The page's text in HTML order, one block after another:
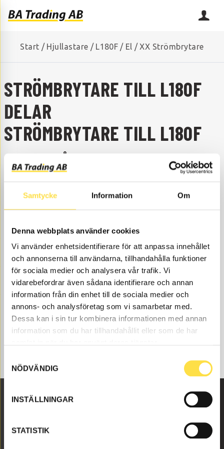
Samtycke Information Om
Denna webbplats använder cookies
Vi använder enhetsidentifierare för att anpassa innehållet
och annonserna till användarna, tillhandahålla funktioner
för sociala medier och analysera vår trafik. Vi
vidarebefordrar även sådana identifierare och annan
information från din enhet till de sociala medier och
annons- och analysföretag som vi samarbetar med.
Dessa kan i sin tur kombinera informationen med annan
information som du har tillhandahållit eller som de har
NÖDVÄNDIG
INSTÄLLNINGAR
STATISTIK
Start / Hjullastare / L180F / El / XX Strömbrytare
STRÖMBRYTARE TILL L180F
DELAR
STRÖMBRYTARE TILL L180F
SAKNAR DU NÅGON RESERVDEL?
Kontakta oss så hjälper vi dig!
Strömbrytare till L180F hjullastare finns som delar hos
som nya eller begagnade och varsamt renoverade delar
både som original och icke original. Vi har delar som
strömbrytare för alla Volvo Entreprenadmaskiner och
dessa delar som , till strömbrytare som passar till Volvo
hjullastare L180F.